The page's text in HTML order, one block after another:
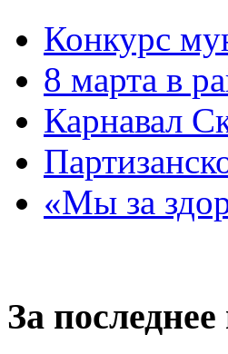
Конкурс
8 марта в
Карнавал
«Мы за
За